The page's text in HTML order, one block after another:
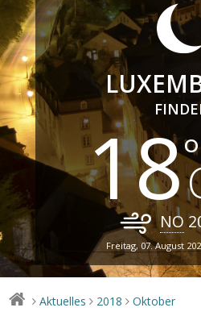
18
NO
Freitag, 07. August
> Aktuelles > 2018 > Oktober